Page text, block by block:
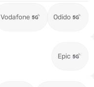
Vodafone Odido
Epic